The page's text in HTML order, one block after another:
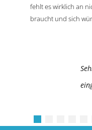
fehlt es wirklich an
braucht und sich